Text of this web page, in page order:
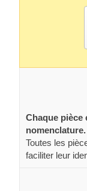
Chaque pièce
nomenclature.
Toutes les
faciliter leur